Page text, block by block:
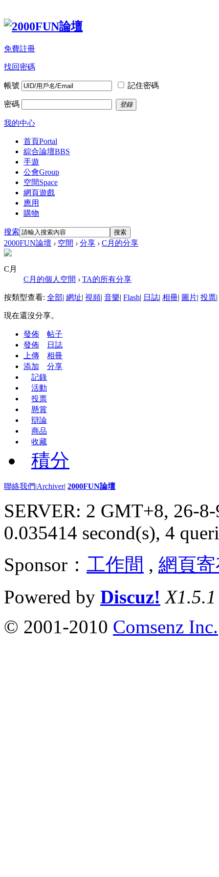
免費註冊
找回密碼
帳號 記住密碼
密碼 登錄
我的中心
首頁Portal
綜合論壇BBS
手遊
公會Group
空間Space
網頁遊戲
應用
購物
搜索 搜索
2000FUN論壇 › 空間 › 分享 › C月的分享
C月
C月的個人空間 › TA的所有分享
按類型查看: 全部| 網址| 視頻| 音樂| Flash| 日誌| 相冊| 圖片| 投票|
現在還沒分享。
發佈
帖子
發佈
日誌
上傳
相冊
添加
分享
記錄
活動
投票
懸賞
辯論
商品
收藏
積分
聯絡我們|Archiver| 2000FUN論壇
SERVER: 2 GMT+8, 26-
0.035414 second(s), 4
Sponsor： 工作間 , 網頁
Powered by Discuz! X1.5.1
© 2001-2010 Comsenz Inc.